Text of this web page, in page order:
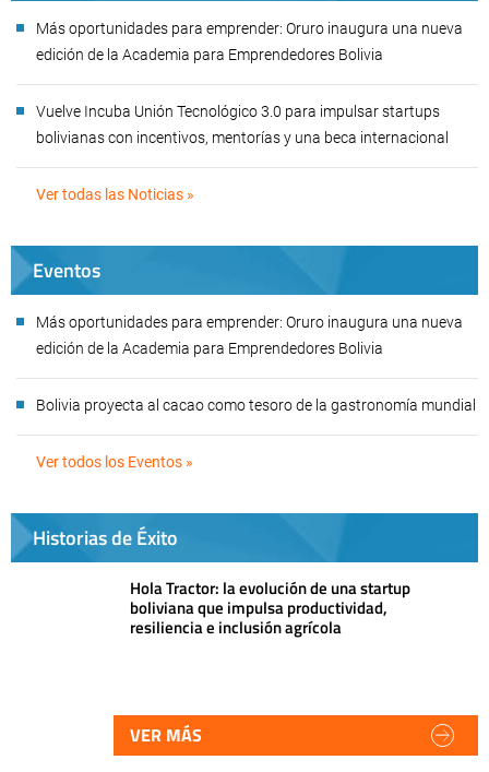
Más oportunidades para emprender: Oruro inaugura una nueva
edición de la Academia para Emprendedores Bolivia
Vuelve Incuba Unión Tecnológico 3.0 para impulsar startups
bolivianas con incentivos, mentorías y una beca internacional
Ver todas las Noticias »
Eventos
Más oportunidades para emprender: Oruro inaugura una nueva
edición de la Academia para Emprendedores Bolivia
Bolivia proyecta al cacao como tesoro de la gastronomía mundial
Ver todos los Eventos »
Historias de Éxito
Hola Tractor: la evolución de una startup
boliviana que impulsa productividad,
resiliencia e inclusión agrícola
VER MÁS